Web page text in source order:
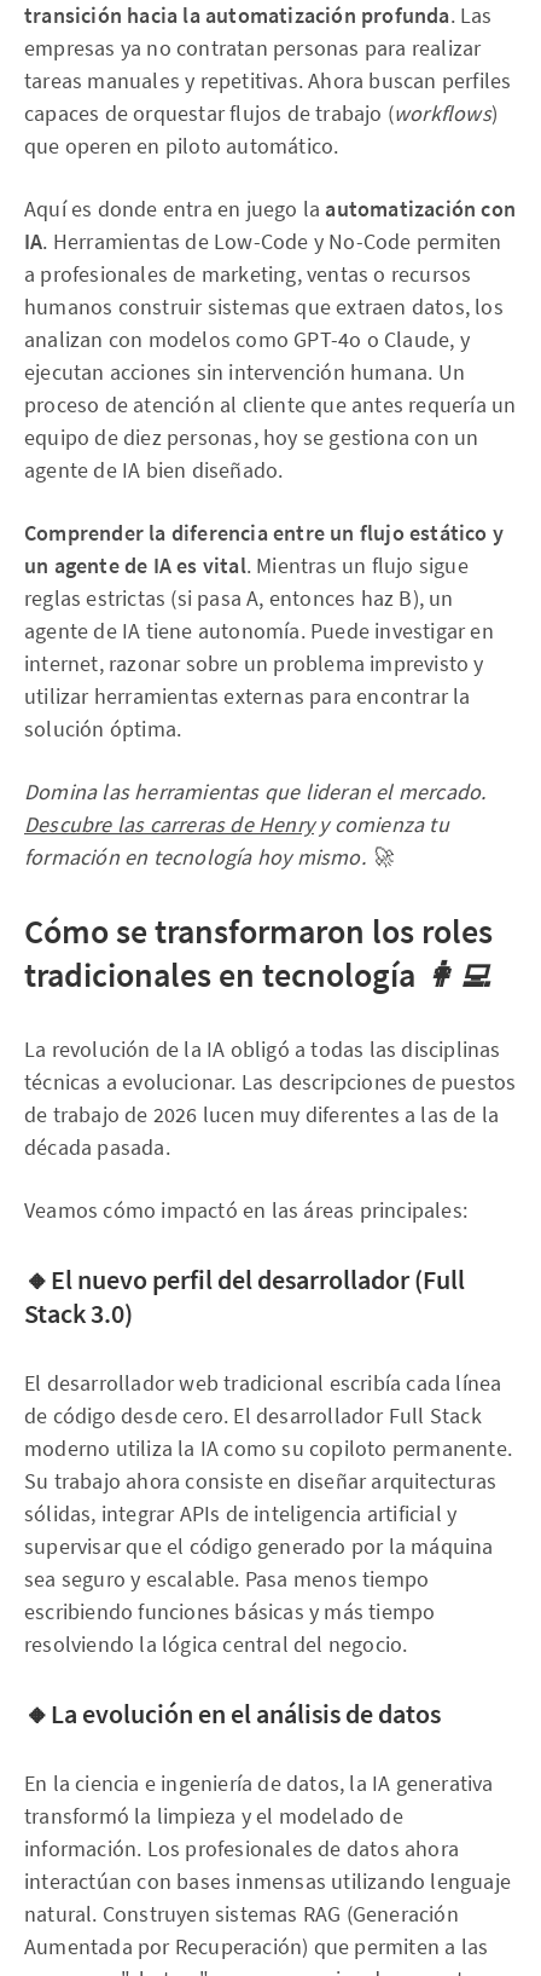
transición hacia la automatización profunda. Las
empresas ya no contratan personas para realizar
tareas manuales y repetitivas. Ahora buscan perfiles
capaces de orquestar flujos de trabajo (workflows)
que operen en piloto automático.
Aquí es donde entra en juego la automatización con
IA. Herramientas de Low-Code y No-Code permiten
a profesionales de marketing, ventas o recursos
humanos construir sistemas que extraen datos, los
analizan con modelos como GPT-4o o Claude, y
ejecutan acciones sin intervención humana. Un
proceso de atención al cliente que antes requería un
equipo de diez personas, hoy se gestiona con un
agente de IA bien diseñado.
Comprender la diferencia entre un flujo estático y
un agente de IA es vital. Mientras un flujo sigue
reglas estrictas (si pasa A, entonces haz B), un
agente de IA tiene autonomía. Puede investigar en
internet, razonar sobre un problema imprevisto y
utilizar herramientas externas para encontrar la
solución óptima.
Domina las herramientas que lideran el mercado.
Descubre las carreras de Henryy comienza tu
formación en tecnología hoy mismo. 🚀
Cómo se transformaron los roles
tradicionales en tecnología 👩‍💻
La revolución de la IA obligó a todas las disciplinas
técnicas a evolucionar. Las descripciones de puestos
de trabajo de 2026 lucen muy diferentes a las de la
década pasada.
Veamos cómo impactó en las áreas principales:
🔸El nuevo perfil del desarrollador (Full
Stack 3.0)
El desarrollador web tradicional escribía cada línea
de código desde cero. El desarrollador Full Stack
moderno utiliza la IA como su copiloto permanente.
Su trabajo ahora consiste en diseñar arquitecturas
sólidas, integrar APIs de inteligencia artificial y
supervisar que el código generado por la máquina
sea seguro y escalable. Pasa menos tiempo
escribiendo funciones básicas y más tiempo
resolviendo la lógica central del negocio.
🔸La evolución en el análisis de datos
En la ciencia e ingeniería de datos, la IA generativa
transformó la limpieza y el modelado de
información. Los profesionales de datos ahora
interactúan con bases inmensas utilizando lenguaje
natural. Construyen sistemas RAG (Generación
Aumentada por Recuperación) que permiten a las